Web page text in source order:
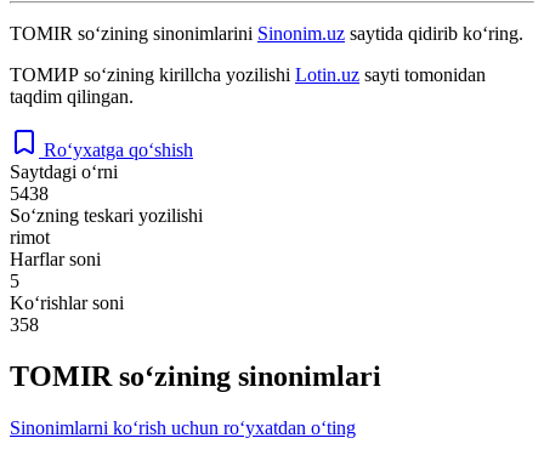
TOMIR so‘zining sinonimlarini Sinonim.uz saytida qidirib ko‘ring.
ТОМИР so‘zining kirillcha yozilishi Lotin.uz sayti tomonidan
taqdim qilingan.
Ro‘yxatga qo‘shish
Saytdagi o‘rni
5438
So‘zning teskari yozilishi
rimot
Harflar soni
5
Ko‘rishlar soni
358
TOMIR so‘zining sinonimlari
Sinonimlarni ko‘rish uchun ro‘yxatdan o‘ting